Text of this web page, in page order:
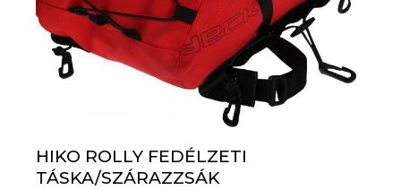
HIKO ROLLY FEDÉLZETI
TÁSKA/SZÁRAZZSÁK